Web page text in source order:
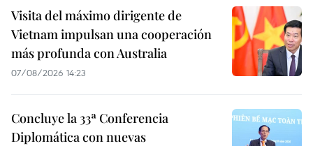
Visita del máximo dirigente de
Vietnam impulsan una cooperación
más profunda con Australia
07/08/2026 14:23
Concluye la 33ª Conferencia
Diplomática con nuevas